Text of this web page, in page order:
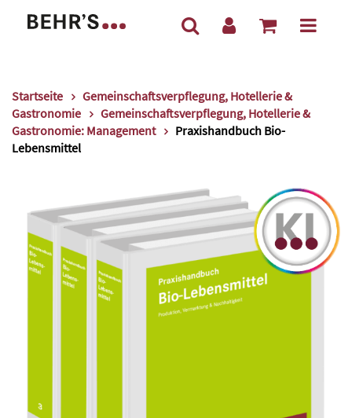
Startseite
Gemeinschaftsverpflegung, Hotellerie &
Gastronomie
Gemeinschaftsverpflegung, Hotellerie &
Gastronomie: Management
Praxishandbuch Bio-
Lebensmittel